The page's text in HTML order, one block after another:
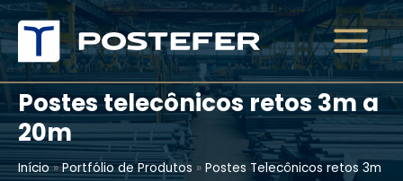
Ir
para
o
conteúdo
Postes telecônicos retos 3m a
20m
Início»Portfólio de Produtos » Postes Telecônicos retos 3m